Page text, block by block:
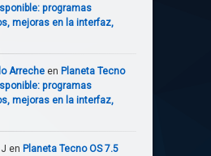
programas
mejoras en la interfaz,
Arrecheen Planeta Tecno
programas
mejoras en la interfaz,
en Planeta Tecno OS 7.5